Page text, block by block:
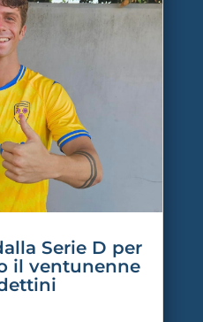
Serie D per
il ventunenne